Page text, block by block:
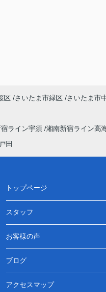
区 さいたま市緑区
さいたま市
ライン宇須 湘南新宿ライン高
戸田
トップページ
スタッフ
お客様の声
ブログ
アクセスマップ